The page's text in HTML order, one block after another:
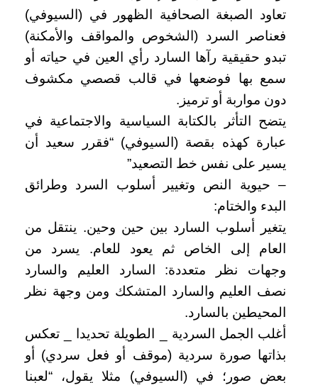
تعاود الصبغة الصحافية الظهور في (السيوفي)
فعناصر السرد (الشخوص والمواقف والأمكنة)
تبدو حقيقية رآها السارد رأي العين في حياته أو
سمع بها فوضعها في قالب قصصي مكشوف
دون مواربة أو ترميز.
يتضح التأثر بالكتابة السياسية والاجتماعية في
عبارة كهذه بقصة (السيوفي) “فقرر سعيد أن
يسير على نفس خط التصعيد”
– حيوية النص وتغيير أسلوب السرد وطرائق
البدء والختام:
يتغير أسلوب السارد بين حين وحين. ينتقل من
العام إلى الخاص ثم يعود للعام. يسرد من
وجهات نظر متعددة: السارد العليم والسارد
نصف العليم والسارد المتشكك ومن وجهة نظر
المحيطين بالسارد.
أغلب الجمل السردية _ الطويلة تحديدا _ تعكس
بذاتها صورة سردية (موقف أو فعل سردي) أو
بعض صور؛ في (السيوفي) مثلا يقول، “لعبنا